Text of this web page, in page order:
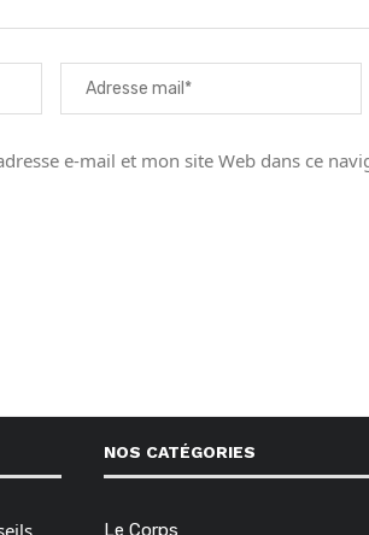
e-mail et mon site Web dans ce
NOS CATÉGORIES
Le Corps